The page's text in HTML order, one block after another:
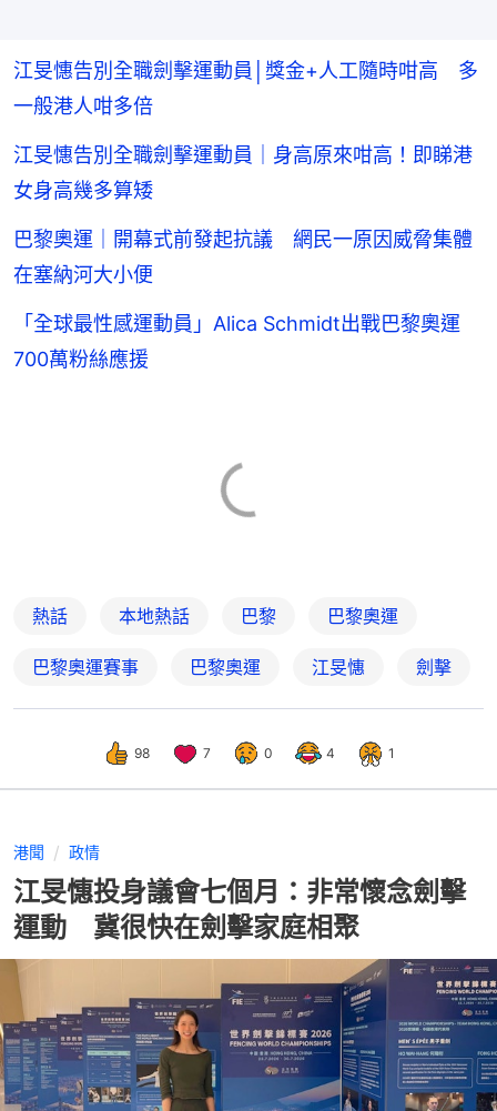
江旻憓告別全職劍擊運動員│獎金+人工隨時咁高 多
一般港人咁多倍
江旻憓告別全職劍擊運動員｜身高原來咁高！即睇港
女身高幾多算矮
巴黎奧運｜開幕式前發起抗議 網民一原因威脅集體
在塞納河大小便
「全球最性感運動員」Alica Schmidt出戰巴黎奧運
700萬粉絲應援
熱話 本地熱話 巴黎 巴黎奧運
巴黎奧運賽事 巴黎奧運 江旻憓 劍擊
98 7 0 4 1
港聞 政情
江旻憓投身議會七個月：非常懷念劍擊
運動 冀很快在劍擊家庭相聚